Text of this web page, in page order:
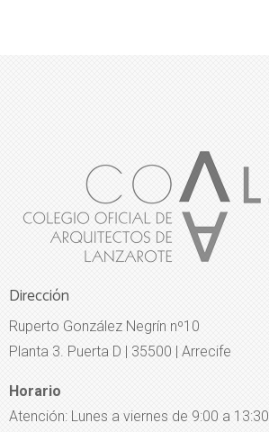
Dirección
Ruperto González Negrín nº10
Planta 3. Puerta D | 35500 | Arrecife
Horario
Atención: Lunes a viernes de 9:00 a 13:30